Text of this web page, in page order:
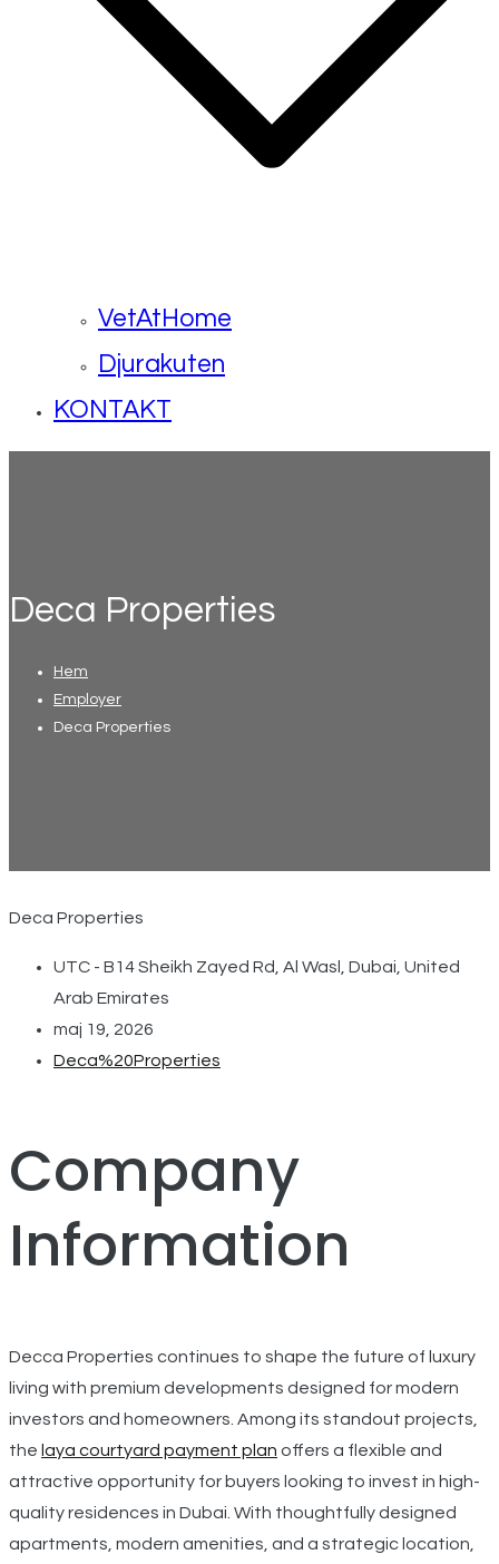
VetAtHome
Djurakuten
KONTAKT
Deca Properties
Hem
Employer
Deca Properties
Deca Properties
UTC - B14 Sheikh Zayed Rd, Al Wasl, Dubai, United
Arab Emirates
maj 19, 2026
Deca%20Properties
Company
Information
Decca Properties continues to shape the future of luxury
living with premium developments designed for modern
investors and homeowners. Among its standout projects,
the laya courtyard payment plan offers a flexible and
attractive opportunity for buyers looking to invest in high-
quality residences in Dubai. With thoughtfully designed
apartments, modern amenities, and a strategic location,